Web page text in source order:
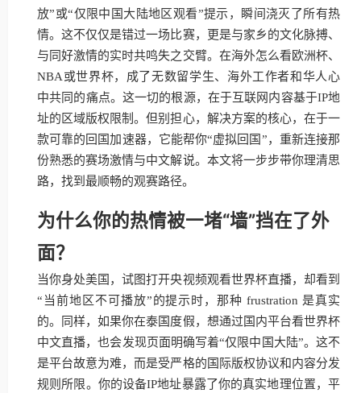
放”或“仅限中国大陆地区观看”提示，瞬间浇灭了所有热
情。这不仅仅是错过一场比赛，更是与家乡的文化脉搏、
与同好激情的实时共鸣失之交臂。在海外怎么看欧洲杯、
NBA或世界杯，成了无数留学生、海外工作者和华人心
中共同的痛点。这一切的根源，在于互联网内容基于IP地
址的区域版权限制。但别担心，解决方案的核心，在于一
款可靠的回国加速器，它能帮你“虚拟回国”，重新连接那
份熟悉的赛场激情与中文解说。本文将一步步带你理清思
路，找到最顺畅的观赛路径。
为什么你的热情被一堵“墙”挡在了外
面？
当你身处美国，试图打开央视频观看世界杯直播，却看到
“当前地区不可播放”的提示时，那种 frustration 是真实
的。同样，如果你在泰国度假，想通过国内平台看世界杯
中文直播，也会发现页面明确写着“仅限中国大陆”。这不
是平台故意为难，而是受严格的国际版权协议和内容分发
规则所限。你的设备IP地址暴露了你的真实地理位置，平